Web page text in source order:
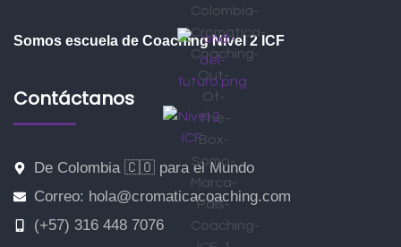
Somos escuela de Coaching Nivel 2 ICF
Contáctanos
De Colombia 🇨🇴 para el Mundo
Correo: hola@cromaticacoaching.com
(+57) 316 448 7076